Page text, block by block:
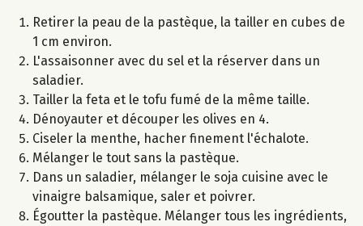
Retirer la peau de la pastèque, la tailler en cubes de
1 cm environ.
L'assaisonner avec du sel et la réserver dans un
saladier.
Tailler la feta et le tofu fumé de la même taille.
Dénoyauter et découper les olives en 4.
Ciseler la menthe, hacher finement l'échalote.
Mélanger le tout sans la pastèque.
Dans un saladier, mélanger le soja cuisine avec le
vinaigre balsamique, saler et poivrer.
Égoutter la pastèque. Mélanger tous les ingrédients,